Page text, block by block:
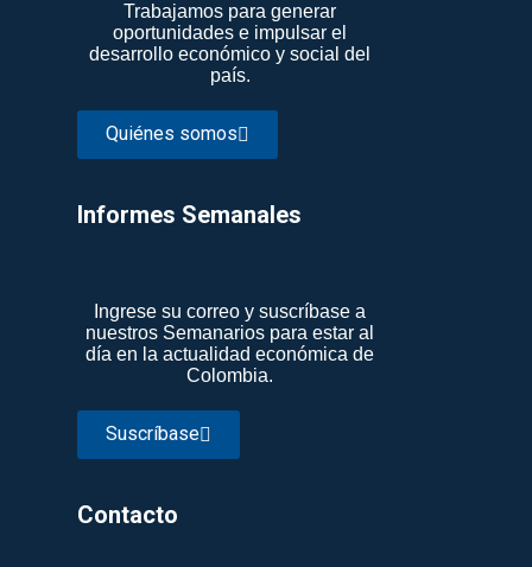
Trabajamos para generar
oportunidades e impulsar el
desarrollo económico y social del
país.
Quiénes somos
Informes Semanales​
Ingrese su correo y suscríbase a
nuestros Semanarios para estar al
día en la actualidad económica de
Colombia.
Suscríbase
Contacto